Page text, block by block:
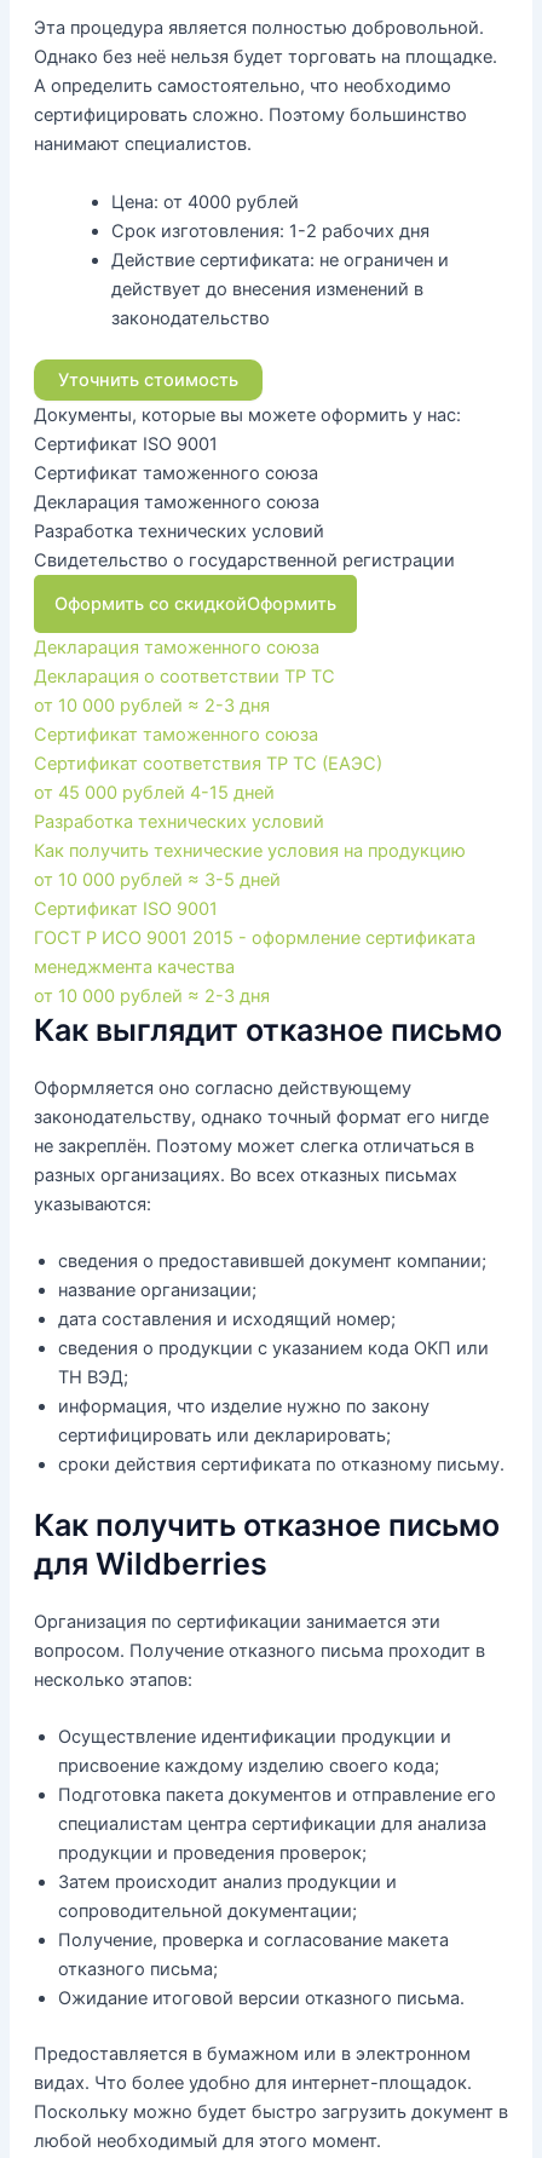
Эта процедура является полностью добровольной.
Однако без неё нельзя будет торговать на площадке.
А определить самостоятельно, что необходимо
сертифицировать сложно. Поэтому большинство
нанимают специалистов.
Цена: от 4000 рублей
Срок изготовления: 1-2 рабочих дня
Действие сертификата: не ограничен и
действует до внесения изменений в
законодательство
Уточнить стоимость
Документы, которые вы можете оформить у нас:
Сертификат ISO 9001
Сертификат таможенного союза
Декларация таможенного союза
Разработка технических условий
Свидетельство о государственной регистрации
Оформить со скидкойОформить
Декларация таможенного союза
Декларация о соответствии ТР ТС
от 10 000 рублей ≈ 2-3 дня
Сертификат таможенного союза
Сертификат соответствия ТР ТС (ЕАЭС)
от 45 000 рублей 4-15 дней
Разработка технических условий
Как получить технические условия на продукцию
от 10 000 рублей ≈ 3-5 дней
Сертификат ISO 9001
ГОСТ Р ИСО 9001 2015 - оформление сертификата
менеджмента качества
от 10 000 рублей ≈ 2-3 дня
Как выглядит отказное письмо
Оформляется оно согласно действующему
законодательству, однако точный формат его нигде
не закреплён. Поэтому может слегка отличаться в
разных организациях. Во всех отказных письмах
указываются:
сведения о предоставившей документ компании;
название организации;
дата составления и исходящий номер;
сведения о продукции с указанием кода ОКП или
ТН ВЭД;
информация, что изделие нужно по закону
сертифицировать или декларировать;
сроки действия сертификата по отказному письму.
Как получить отказное письмо
для Wildberries
Организация по сертификации занимается эти
вопросом. Получение отказного письма проходит в
несколько этапов:
Осуществление идентификации продукции и
присвоение каждому изделию своего кода;
Подготовка пакета документов и отправление его
специалистам центра сертификации для анализа
продукции и проведения проверок;
Затем происходит анализ продукции и
сопроводительной документации;
Получение, проверка и согласование макета
отказного письма;
Ожидание итоговой версии отказного письма.
Предоставляется в бумажном или в электронном
видах. Что более удобно для интернет-площадок.
Поскольку можно будет быстро загрузить документ в
любой необходимый для этого момент.